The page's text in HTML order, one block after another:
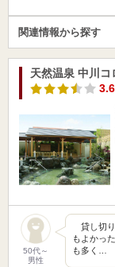
関連情報から探す
天然温泉 中川コ
50代～
男性
貸し切り
もよかっ
も多く…